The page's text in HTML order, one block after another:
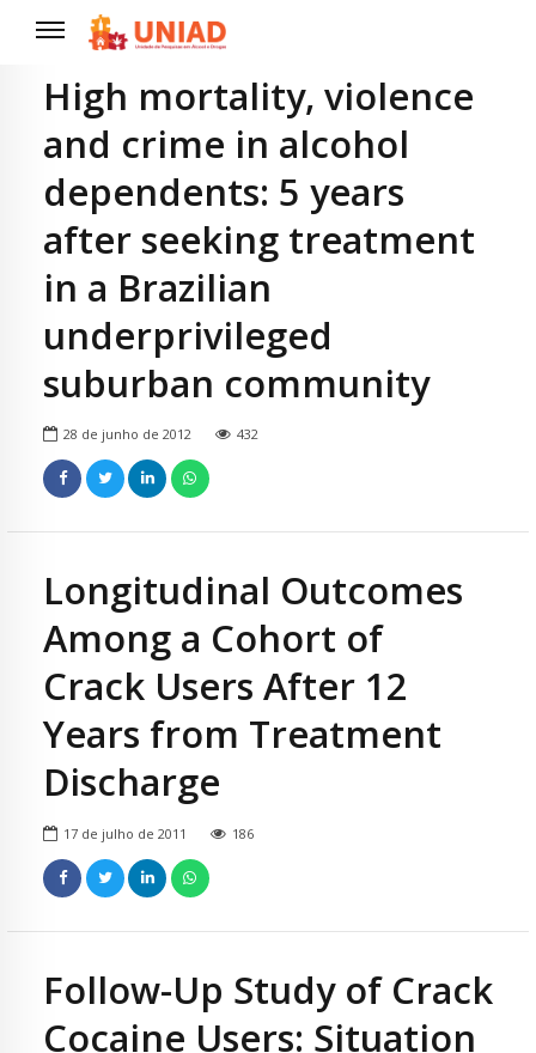
High mortality, violence
and crime in alcohol
dependents: 5 years
after seeking treatment
in a Brazilian
underprivileged
suburban community
28 de junho de 2012 432
Longitudinal Outcomes
Among a Cohort of
Crack Users After 12
Years from Treatment
Discharge
17 de julho de 2011 186
Follow-Up Study of Crack
Cocaine Users: Situation